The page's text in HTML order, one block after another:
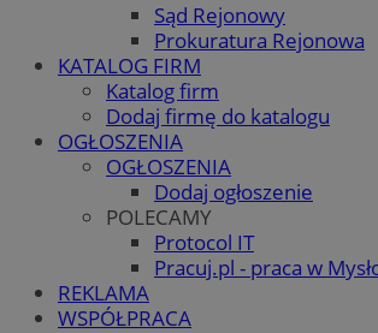
Sąd Rejonowy
Prokuratura Rejonowa
KATALOG FIRM
Katalog firm
Dodaj firmę do katalogu
OGŁOSZENIA
OGŁOSZENIA
Dodaj ogłoszenie
POLECAMY
Protocol IT
Pracuj.pl - praca w
REKLAMA
WSPÓŁPRACA